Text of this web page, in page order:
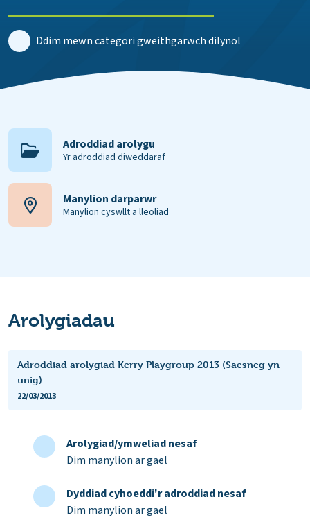
Ddim mewn categori gweithgarwch dilynol
Adroddiad arolygu
Yr adroddiad diweddaraf
Manylion darparwr
Manylion cyswllt a lleoliad
Arolygiadau
Adroddiad arolygiad Kerry Playgroup 2013 (Saesneg yn
unig)
22/03/2013
Arolygiad/ymweliad nesaf
Dim manylion ar gael
Dyddiad cyhoeddi'r adroddiad nesaf
Dim manylion ar gael